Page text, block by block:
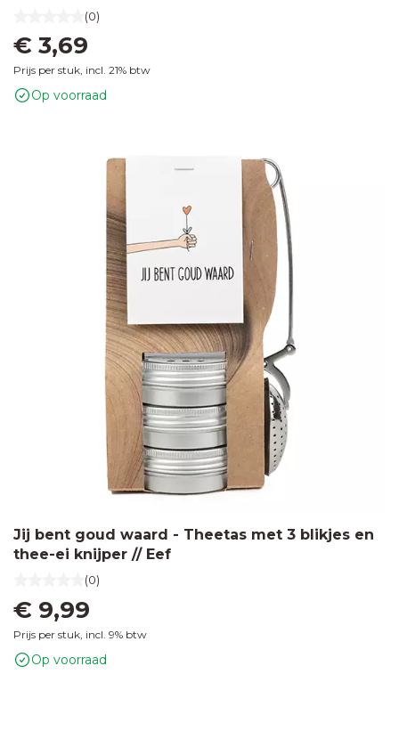
(0)
€ 3,69
Prijs per stuk, incl. 21% btw
Op voorraad
Jij bent goud waard - Theetas met 3 blikjes en
thee-ei knijper // Eef
(0)
€ 9,99
Prijs per stuk, incl. 9% btw
Op voorraad